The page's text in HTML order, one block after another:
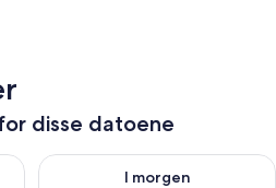
disse datoene
aug. 8 - aug. 9
I morgen
Sjekk tilgjengelighet for i